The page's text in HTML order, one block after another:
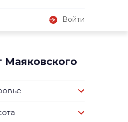
Войти
Маяковского